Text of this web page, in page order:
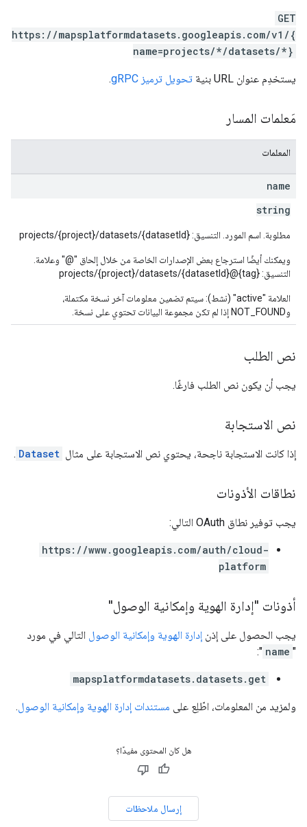
GET
https://mapsplatformdatasets.googleapis.com/v1/{
name=projects/*/datasets/*}
يستخدِم عنوان URL بنية تحويل ترميز gRPC .
مَعلمات المسار
المعلمات
name
string
مطلوبة. اسم المورد. التنسيق: projects/{project}/datasets/{datasetId}
ويمكنك أيضًا استرجاع بعض الإصدارات الخاصة من خلال إلحاق "@" وعلامة.
التنسيق: projects/{project}/datasets/{datasetId}@{tag}
العلامة "active" (نشط): سيتم تضمين معلومات آخر نسخة مكتملة،
وNOT_FOUND إذا لم تكن مجموعة البيانات تحتوي على نسخة.
نص الطلب
يجب أن يكون نص الطلب فارغًا.
نص الاستجابة
إذا كانت الاستجابة ناجحة، يحتوي نص الاستجابة على مثال Dataset
.
نطاقات الأذونات
يجب توفير نطاق OAuth التالي:
https://www.googleapis.com/auth/cloud-
platform
أذونات "إدارة الهوية وإمكانية الوصول"
يجب الحصول على إذن إدارة الهوية وإمكانية الوصول التالي في مورد
"
name
":
mapsplatformdatasets.datasets.get
ولمزيد من المعلومات، اطّلِع على مستندات إدارة الهوية وإمكانية الوصول.
هل كان المحتوى مفيدًا؟
إرسال ملاحظات